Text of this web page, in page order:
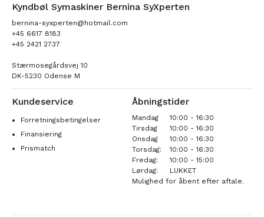
Kyndbøl Symaskiner Bernina SyXperten
bernina-syxperten@hotmail.com
+45 6617 8183
+45 2421 2737
Stærmosegårdsvej 10
DK-5230 Odense M
Kundeservice
Forretningsbetingelser
Finansiering
Prismatch
Åbningstider
Mandag
10:00 - 16:30
Tirsdag
10:00 - 16:30
Onsdag
10:00 - 16:30
Torsdag:
10:00 - 16:30
Fredag:
10:00 - 15:00
Lørdag:
LUKKET
Mulighed for åbent efter aftale.